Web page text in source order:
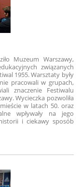
Muzeum Warszawy,
związanych
1955. Warsztaty były
pracowali w grupach,
znaczenie Festiwalu
Wycieczka pozwoliła
w latach 50. oraz
wpływały na jego
i ciekawy sposób